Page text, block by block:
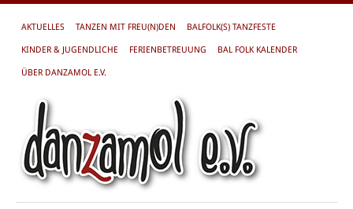
AKTUELLES TANZEN MIT FREU(N)DEN BALFOLK(S) TANZFESTE
KINDER & JUGENDLICHE FERIENBETREUUNG BAL FOLK KALENDER
ÜBER DANZAMOL E.V.